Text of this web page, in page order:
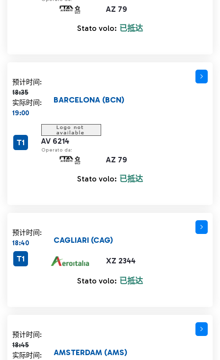
AZ 79
Stato volo: 已抵达
预计时间:
18:35
计划时间 18:35 删除线
实际时间:
19:00
AV 6214
Operato da:
AZ 79
BARCELONA (BCN)
T1
Stato volo: 已抵达
预计时间:
18:40
XZ 2344
CAGLIARI (CAG)
T1
Stato volo: 已抵达
预计时间:
18:45
计划时间 18:45 删除线
实际时间:
AMSTERDAM (AMS)